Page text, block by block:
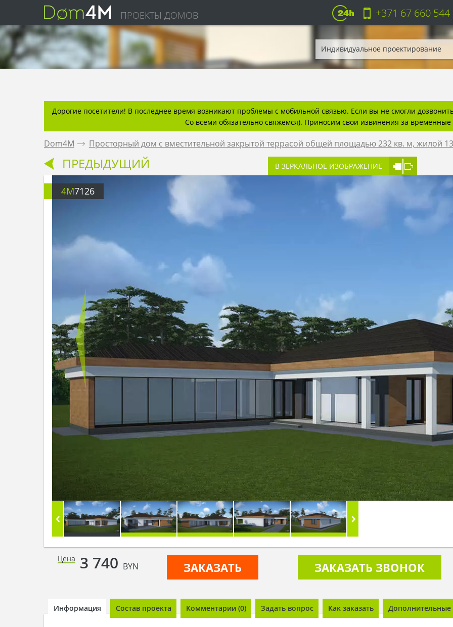
ПРОЕКТЫ ДОМОВ +371 67 660 544
Индивидуальное проектирование
Дорогие посетители! В последнее время возникают проблемы с мобильной связью. Если вы не смогли
Со всеми обязательно свяжемся). Приносим свои извинения за временные
Dom4M . Просторный дом с вместительной закрытой террасой общей площадью 232 кв. м, жилой
ПРЕДЫДУЩИЙ В ЗЕРКАЛЬНОЕ ИЗОБРАЖЕНИЕ
4M7126
Цена 3 740 BYN ЗАКАЗАТЬ ЗАКАЗАТЬ ЗВОНОК
Информация Состав проекта Комментарии (0) Задать вопрос Как заказать Дополнительные